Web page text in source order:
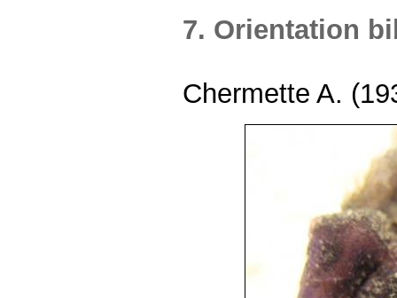
7. Orientation
Chermette A.